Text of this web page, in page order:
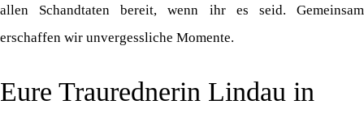
allen Schandtaten bereit, wenn ihr es seid. Gemeinsam
erschaffen wir unvergessliche Momente.
Eure Traurednerin Lindau in